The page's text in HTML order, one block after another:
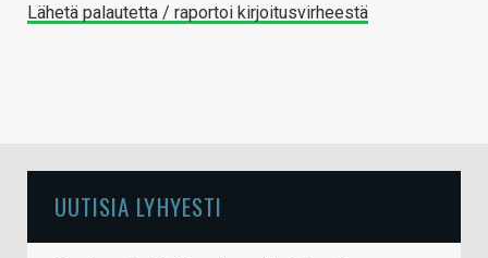
Lähetä palautetta / raportoi kirjoitusvirheestä
UUTISIA LYHYESTI